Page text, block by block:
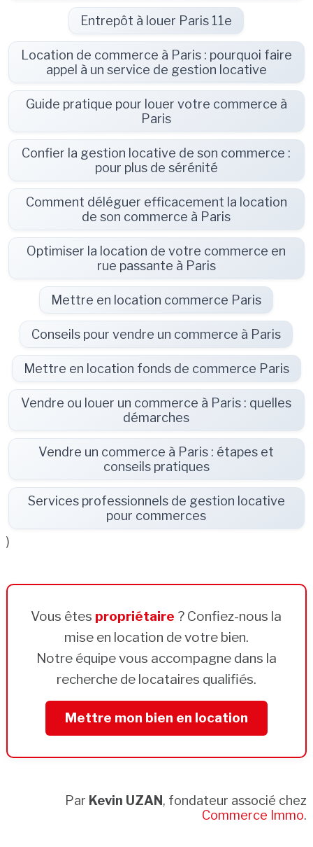
Entrepôt à louer Paris 11e
Location de commerce à Paris : pourquoi faire
appel à un service de gestion locative
Guide pratique pour louer votre commerce à
Paris
Confier la gestion locative de son commerce :
pour plus de sérénité
Comment déléguer efficacement la location
de son commerce à Paris
Optimiser la location de votre commerce en
rue passante à Paris
Mettre en location commerce Paris
Conseils pour vendre un commerce à Paris
Mettre en location fonds de commerce Paris
Vendre ou louer un commerce à Paris : quelles
démarches
Vendre un commerce à Paris : étapes et
conseils pratiques
Services professionnels de gestion locative
pour commerces
)
Vous êtes propriétaire ? Confiez-nous la
mise en location de votre bien.
Notre équipe vous accompagne dans la
recherche de locataires qualifiés.
Mettre mon bien en location
Par Kevin UZAN, fondateur associé chez
Commerce Immo.